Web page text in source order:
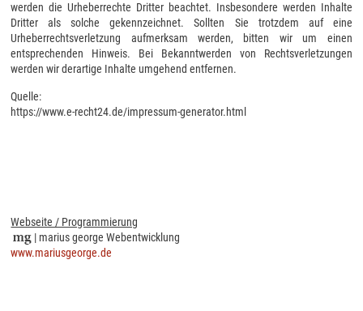
werden die Urheberrechte Dritter beachtet. Insbesondere werden Inhalte
Dritter als solche gekennzeichnet. Sollten Sie trotzdem auf eine
Urheberrechtsverletzung aufmerksam werden, bitten wir um einen
entsprechenden Hinweis. Bei Bekanntwerden von Rechtsverletzungen
werden wir derartige Inhalte umgehend entfernen.
Quelle:
https://www.e-recht24.de/impressum-generator.html
Webseite / Programmierung
| marius george Webentwicklung
www.mariusgeorge.de